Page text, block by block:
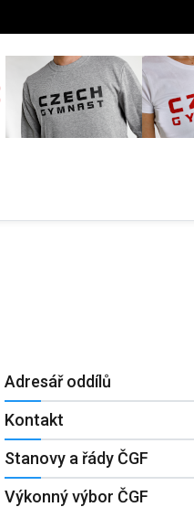
Adresář oddílů
Kontakt
Stanovy a řády ČGF
Výkonný výbor ČGF